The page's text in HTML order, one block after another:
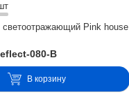
светоотражающий Pink house
080-B
В корзину